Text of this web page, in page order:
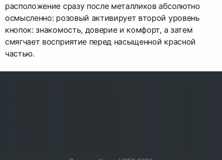
расположение сразу после металликов абсолютно
осмысленно: розовый активирует второй уровень
кнопок: знакомость, доверие и комфорт, а затем
смягчает восприятие перед насыщенной красной
частью.